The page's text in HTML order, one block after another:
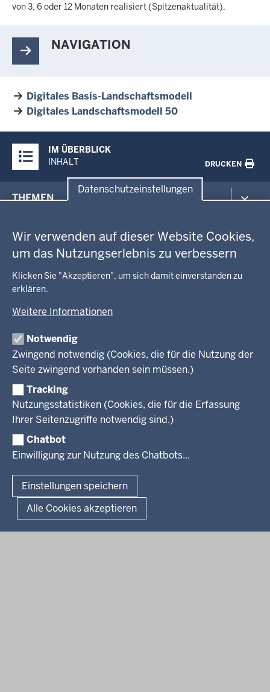
Datenschutzeinstellungen
Wir verwenden auf dieser Website Cookies,
um das Nutzungserlebnis zu verbessern
Klicken Sie "Akzeptieren", um sich damit einverstanden zu
erklären.
Weitere Informationen
Notwendig
Zwingend notwendig (Cookies, die für die Nutzung der
Seite zwingend vorhanden sein müssen.)
Tracking
Nutzungsstatistiken (Cookies, die für die Erfassung
Ihrer Seitenzugriffe notwendig sind.)
Chatbot
Einwilligung zur Nutzung des Chatbots...
Einstellungen speichern
Alle Cookies akzeptieren
von 3, 6 oder 12 Monaten realisiert (Spitzenaktualität).
NAVIGATION
Digitales Basis-Landschaftsmodell
Digitales Landschaftsmodell 50
Inhalte
IM ÜBERBLICK
INHALT
DRUCKEN
in
Fußzeile
THEMEN
Gesundheit und Soziales
Kommunales, Planung, Bauen und Verkehr
Schule und Bildung
Wirtschaft und Kultur
GEOBASIS NRW
Ausbildung und Karriere
Geodaten-Anwendungen
Neues
Produkte und Dienste
TIM-online
Webdienste
Amtsblatt
Behördenleitung
Leitbild
Personalvertretung
Regierungsbezirk
Reisekostenstelle
Veranstaltungen
Stellenangebote
Stellenangebote Schule
Praktikum
Referendariate
Bewerbung
Vormerkstelle NRW
PRESSE
Mediathek
Newsletter
Pressekontakt
Pressemitteilungen
Publikationen
VERFAHREN UND BEKANNTMACHUNGEN
Bekanntmachungen
Legionellen
Luftreinhaltepläne
Verfahrensübersichten
Überwachung umweltrelevanter Anlagen
Facebook
Instagram
LinkedIn
© 2026 Bezirksregierung Köln
Organisationsplan
Lizenzbedingungen Geobasis NRW
Dokumente und Ressourcen
Kontakt